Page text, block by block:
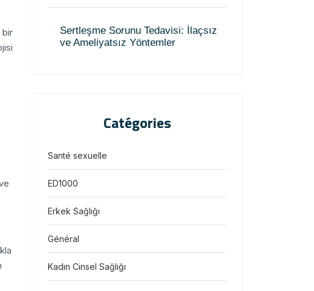
bir
Sertleşme Sorunu Tedavisi: İlaçsız
ve Ameliyatsız Yöntemler
Catégories
Santé sexuelle
ED1000
Erkek Sağlığı
Général
Kadın Cinsel Sağlığı